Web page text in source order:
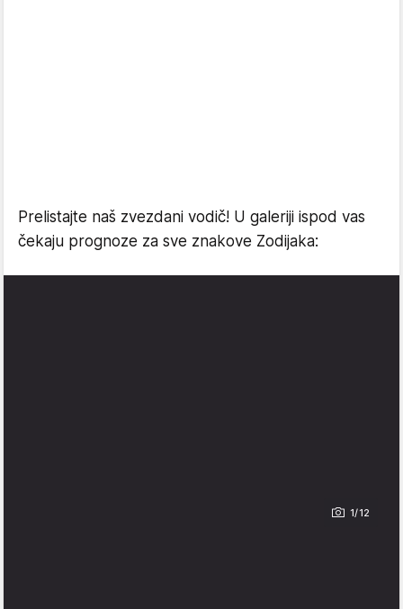
Prelistajte naš zvezdani vodič! U galeriji ispod vas
čekaju prognoze za sve znakove Zodijaka:
1/12